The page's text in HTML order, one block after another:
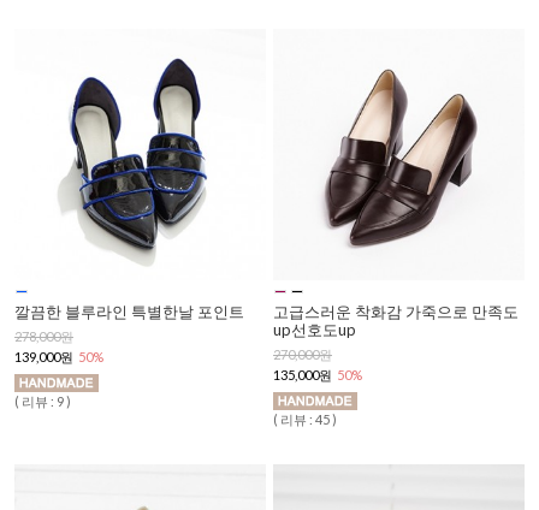
깔끔한 블루라인 특별한날 포인트
278,000원
139,000원 50%
( 리뷰 : 9 )
고급스러운 착화감 가죽으로 만족도
up선호도up
270,000원
135,000원 50%
( 리뷰 : 45 )